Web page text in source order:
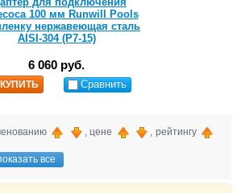
100 мм Runwill Pools
нержавеющая сталь
AISI-304 (Р7-15)
6 060 руб.
КУПИТЬ Сравнить
, цене , рейтингу
все